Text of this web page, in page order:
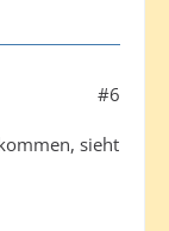
#6
sieht